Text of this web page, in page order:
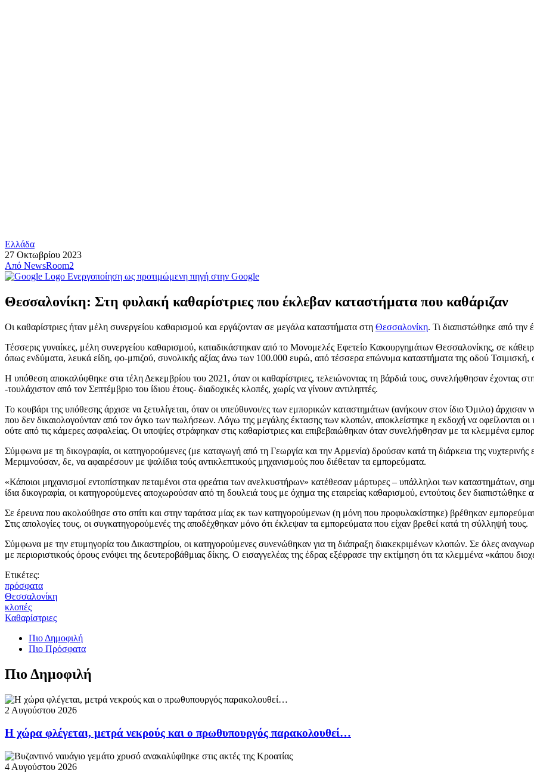
Ελλάδα
27 Οκτωβρίου 2023
Από NewsRoom2
Ενεργοποίηση ως προτιμώμενη πηγή στην Google
Θεσσαλονίκη: Στη φυλακή καθαρίστριες που έκλεβαν καταστήματα που καθάριζαν
Οι καθαρίστριες ήταν μέλη συνεργείου καθαρισμού και εργάζονταν σε μεγάλα καταστήματα στη Θεσσαλονίκη. Τι διαπιστώθηκε από την
Τέσσερις γυναίκες, μέλη συνεργείου καθαρισμού, καταδικάστηκαν από το Μονομελές Εφετείο Κακουργημάτων Θεσσαλονίκης, σε
όπως ενδύματα, λευκά είδη, φο-μπιζού, συνολικής αξίας άνω των 100.000 ευρώ, από τέσσερα επώνυμα καταστήματα της οδού Τσιμισκή,
Η υπόθεση αποκαλύφθηκε στα τέλη Δεκεμβρίου του 2021, όταν οι καθαρίστριες, τελειώνοντας τη βάρδιά τους, συνελήφθησαν έχοντας
-τουλάχιστον από τον Σεπτέμβριο του ίδιου έτους- διαδοχικές κλοπές, χωρίς να γίνουν αντιληπτές.
Το κουβάρι της υπόθεσης άρχισε να ξετυλίγεται, όταν οι υπεύθυνοι/ες των εμπορικών καταστημάτων (ανήκουν στον ίδιο Όμιλο)
που δεν δικαιολογούνταν από τον όγκο των πωλήσεων. Λόγω της μεγάλης έκτασης των κλοπών, αποκλείστηκε η εκδοχή να οφείλονται οι
ούτε από τις κάμερες ασφαλείας. Οι υποψίες στράφηκαν στις καθαρίστριες και επιβεβαιώθηκαν όταν συνελήφθησαν με τα κλεμμένα
Σύμφωνα με τη δικογραφία, οι κατηγορούμενες (με καταγωγή από τη Γεωργία και την Αρμενία) δρούσαν κατά τη διάρκεια της
Μεριμνούσαν, δε, να αφαιρέσουν με ψαλίδια τούς αντικλεπτικούς μηχανισμούς που διέθεταν τα εμπορεύματα.
«Κάποιοι μηχανισμοί εντοπίστηκαν πεταμένοι στα φρεάτια των ανελκυστήρων» κατέθεσαν μάρτυρες – υπάλληλοι των καταστημάτων,
ίδια δικογραφία, οι κατηγορούμενες αποχωρούσαν από τη δουλειά τους με όχημα της εταιρείας καθαρισμού, εντούτοις δεν
Σε έρευνα που ακολούθησε στο σπίτι και στην ταράτσα μίας εκ των κατηγορούμενων (η μόνη που προφυλακίστηκε) βρέθηκαν
Στις απολογίες τους, οι συγκατηγορούμενές της αποδέχθηκαν μόνο ότι έκλεψαν τα εμπορεύματα που είχαν βρεθεί κατά τη σύλληψή τους.
Σύμφωνα με την ετυμηγορία του Δικαστηρίου, οι κατηγορούμενες συνενώθηκαν για τη διάπραξη διακεκριμένων κλοπών. Σε όλες
με περιοριστικούς όρους ενόψει της δευτεροβάθμιας δίκης. Ο εισαγγελέας της έδρας εξέφρασε την εκτίμηση ότι τα κλεμμένα «κάπου
Ετικέτες:
πρόσφατα
Θεσσαλονίκη
κλοπές
Καθαρίστριες
Πιο Δημοφιλή
Πιο Πρόσφατα
Πιο Δημοφιλή
2 Αυγούστου 2026
Η χώρα φλέγεται, μετρά νεκρούς και ο πρωθυπουργός παρακολουθεί…
4 Αυγούστου 2026